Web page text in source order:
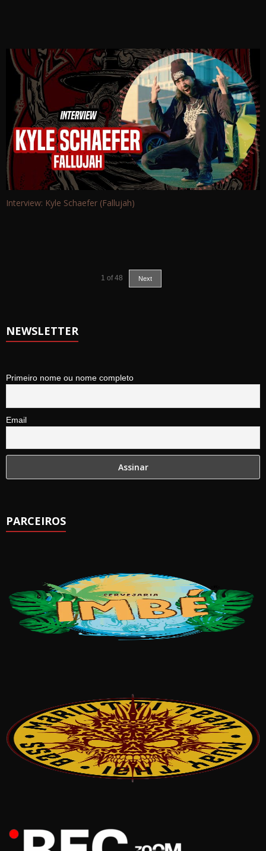
Interview: Kyle Schaefer (Fallujah)
1 of 48 Next
NEWSLETTER
Primeiro nome ou nome completo
Email
PARCEIROS